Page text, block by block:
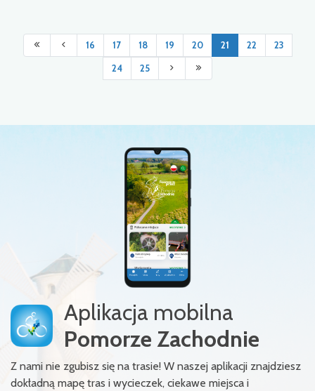
16 17 18 19 20 21 22 23
24 25
Aplikacja mobilna
Pomorze Zachodnie
Z nami nie zgubisz się na trasie! W naszej aplikacji znajdziesz
dokładną mapę tras i wycieczek, ciekawe miejsca i